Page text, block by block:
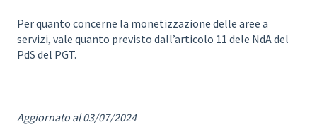
Per quanto concerne la monetizzazione delle aree a
servizi, vale quanto previsto dall’articolo 11 dele NdA del
PdS del PGT.
Aggiornato al 03/07/2024